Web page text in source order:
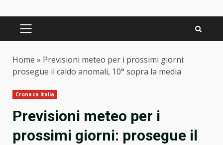
PRIMARY
Home » Previsioni meteo per i prossimi giorni:
prosegue il caldo anomali, 10° sopra la media
Cronaca Italia
Previsioni meteo per i
prossimi giorni: prosegue il